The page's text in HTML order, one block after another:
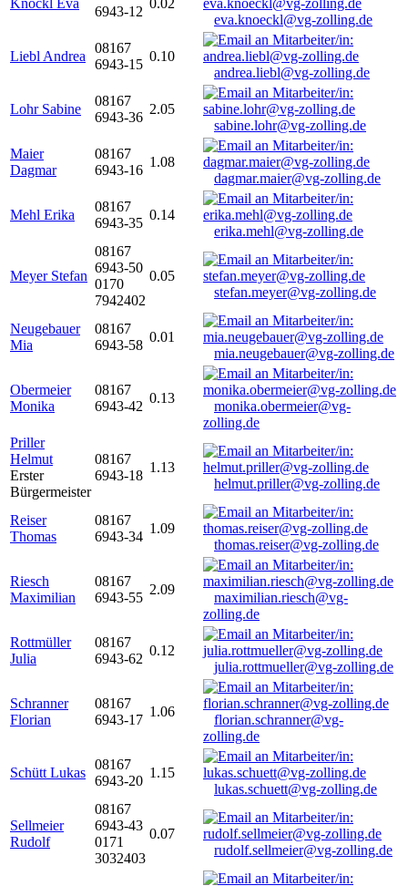
Knöckl Eva
6943-12
0.02
eva.knoeckl@vg-zolling.de
Liebl Andrea
08167
6943-15
0.10
andrea.liebl@vg-zolling.de
Lohr Sabine
08167
6943-36
2.05
sabine.lohr@vg-zolling.de
Maier
Dagmar
08167
6943-16
1.08
dagmar.maier@vg-zolling.de
Mehl Erika
08167
6943-35
0.14
erika.mehl@vg-zolling.de
Meyer Stefan
08167
6943-50
0170
7942402
0.05
stefan.meyer@vg-zolling.de
Neugebauer
Mia
08167
6943-58
0.01
mia.neugebauer@vg-zolling.de
Obermeier
Monika
08167
6943-42
0.13
monika.obermeier@vg-
zolling.de
Priller
Helmut
Erster
Bürgermeister
08167
6943-18
1.13
helmut.priller@vg-zolling.de
Reiser
Thomas
08167
6943-34
1.09
thomas.reiser@vg-zolling.de
Riesch
Maximilian
08167
6943-55
2.09
maximilian.riesch@vg-
zolling.de
Rottmüller
Julia
08167
6943-62
0.12
julia.rottmueller@vg-zolling.de
Schranner
Florian
08167
6943-17
1.06
florian.schranner@vg-
zolling.de
Schütt Lukas
08167
6943-20
1.15
lukas.schuett@vg-zolling.de
Sellmeier
Rudolf
08167
6943-43
0171
3032403
0.07
rudolf.sellmeier@vg-zolling.de